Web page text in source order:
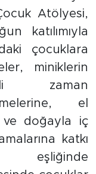
Atölyesi,
katılımıyla
çocuklara
miniklerin
zaman
el
ve doğayla iç
katkı
eşliğinde